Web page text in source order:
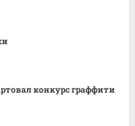
конкурс граффити